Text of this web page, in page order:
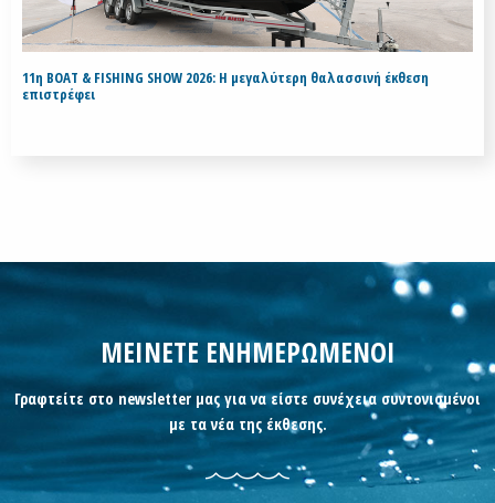
11η BOAT & FISHING SHOW 2026: Η μεγαλύτερη θαλασσινή έκθεση
επιστρέφει
ΜΕΙΝΕΤΕ ΕΝΗΜΕΡΩΜΕΝΟΙ
Γραφτείτε στο newsletter μας για να είστε συνέχεια συντονισμένοι
με τα νέα της έκθεσης.